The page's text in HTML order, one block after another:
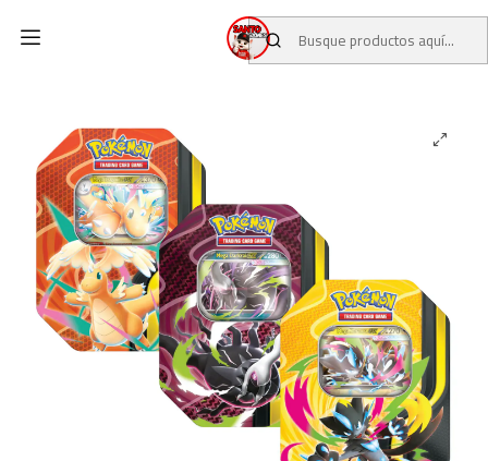
PREVENTAS TCG PREVENTAS POKEMON TCG
[PREVENTA] Pokémon TCG Mega Forces Tin Set (3 Latas)
ESPAÑOL